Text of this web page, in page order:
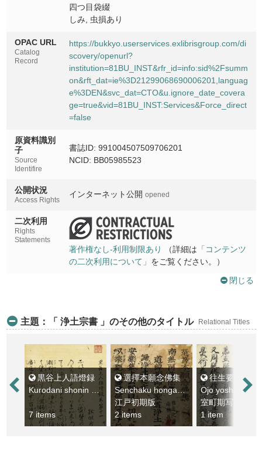
四つ目袋綴
しみ, 虫損あり
OPAC URL
Catalog
Record
https://bukkyo.userservices.exlibrisgroup.com/di
scovery/openurl?
institution=81BU_INST&rfr_id=info:sid%2Fsumm
on&rft_dat=ie%3D21299068690006201,languag
e%3DEN&svc_dat=CTO&u.ignore_date_covera
ge=true&vid=81BU_INST:Services&Force_direct
=false
原資料識別
子
Source
Identifire
書誌ID: 991004507509706201
NCID: BB05985523
公開状況
Access Rights
インターネット公開 opened
二次利用
Rights
Statements
著作権なし-利用制限あり （詳細は 「コンテンツ
の二次利用について」 をご覧ください。）
閉じる
主題：「 浄土宗書 」のその他のタイトル Relational Titles
黒谷上人語燈録
Kurodani shonin gotoroku
7 items
選擇本願念佛集
Senchaku hongan nembutsushu
江戸初期版
2 items
往生要集鈔
Ojo yoshusho
室町期写本
1 item